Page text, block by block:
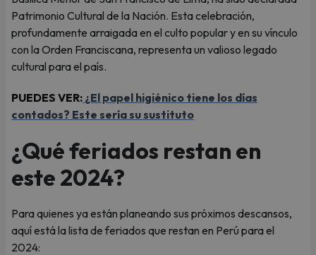
Patrimonio Cultural de la Nación. Esta celebración,
profundamente arraigada en el culto popular y en su vínculo
con la Orden Franciscana, representa un valioso legado
cultural para el país.
PUEDES VER: ¿El papel higiénico tiene los días
contados? Este sería su sustituto
¿Qué feriados restan en
este 2024?
Para quienes ya están planeando sus próximos descansos,
aquí está la lista de feriados que restan en Perú para el
2024: